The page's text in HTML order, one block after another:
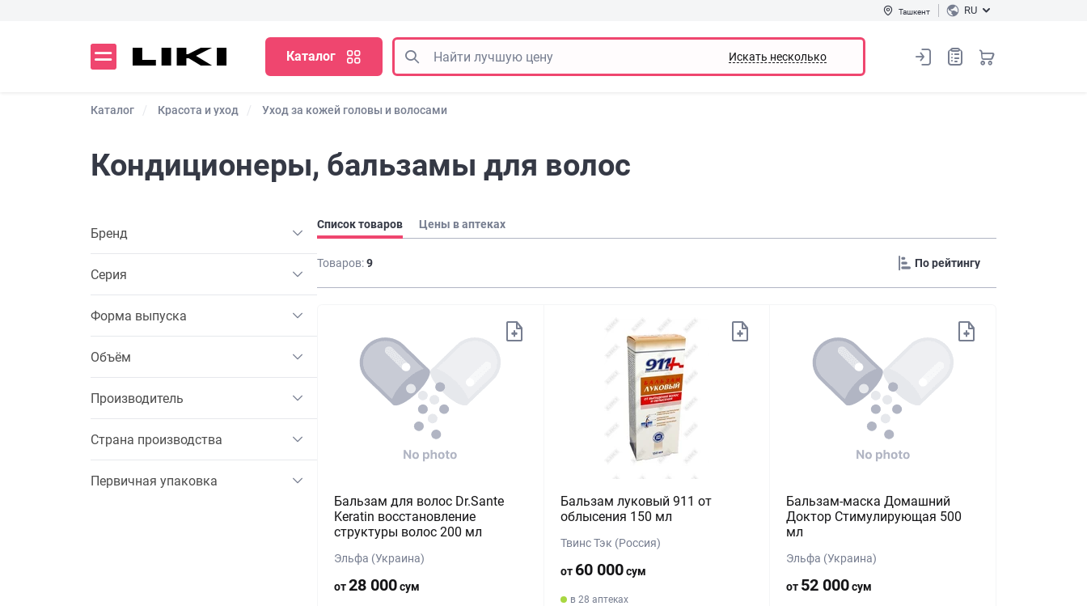
Ташкент RU
Каталог Искать несколько
Каталог Красота и уход Уход за кожей головы и волосами
Кондиционеры, бальзамы для волос
Бренд
Серия
Форма выпуска
Объём
Производитель
Страна производства
Первичная упаковка
Список товаров Цены в аптеках
Товаров:9
Бальзам для волос Dr.Sante
Keratin восстановление
структуры волос 200 мл
Эльфа (Украина)
от28 000сум
Бальзам луковый 911 от
облысения 150 мл
Твинс Тэк (Россия)
от 60 000сум
в 28 аптеках
Бальзам-маска Домашний
Доктор Стимулирующая 500
мл
Эльфа (Украина)
от 52 000сум